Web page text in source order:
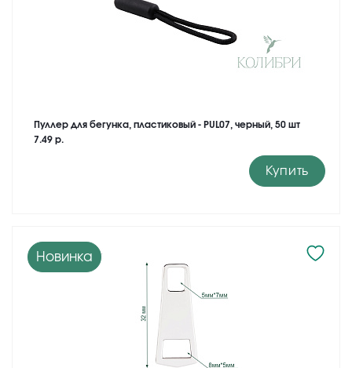
Пуллер для бегунка, пластиковый - PUL07, черный, 50 шт
7.49 р.
Купить
Новинка